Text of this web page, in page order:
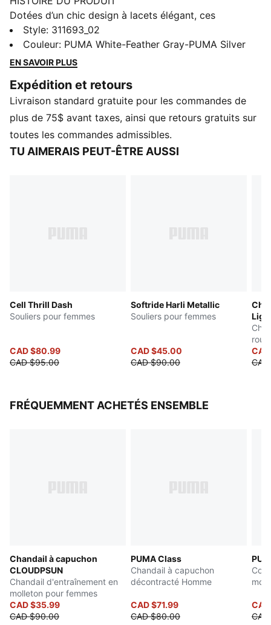
Dotées d’un chic design à lacets élégant, ces
chaussures maximisent votre agilité et votre
performance à chaque aventure. Grâce à la mousse
PUMALITE et à la semelle extérieure PROTREAD
infaillibles à longueur de journée. Les détails moulés et
les matériaux rehaussés en font un choix évident.
Laissez-vous inspirer par le style PUMA.
DÉTAILS
Coupe standard.
Style: 311693_02
Couleur: PUMA White-Feather Gray-PUMA Silver
EN SAVOIR PLUS
Expédition et retours
Livraison standard gratuite pour les commandes de
plus de 75$ avant taxes, ainsi que retours gratuits sur
toutes les commandes admissibles.
TU AIMERAIS PEUT-ÊTRE AUSSI
Cell Thrill Dash
Souliers pour femmes
CAD $80.99
CAD $95.00
Softride Harli Metallic
Souliers pour femmes
CAD $45.00
CAD $90.00
FRÉQUEMMENT ACHETÉS ENSEMBLE
Chandail à capuchon
CLOUDPSUN
Chandail d'entraînement en
molleton pour femmes
CAD $35.99
CAD $90.00
PUMA Class
Chandail à capuchon
décontracté Homme
CAD $71.99
CAD $80.00